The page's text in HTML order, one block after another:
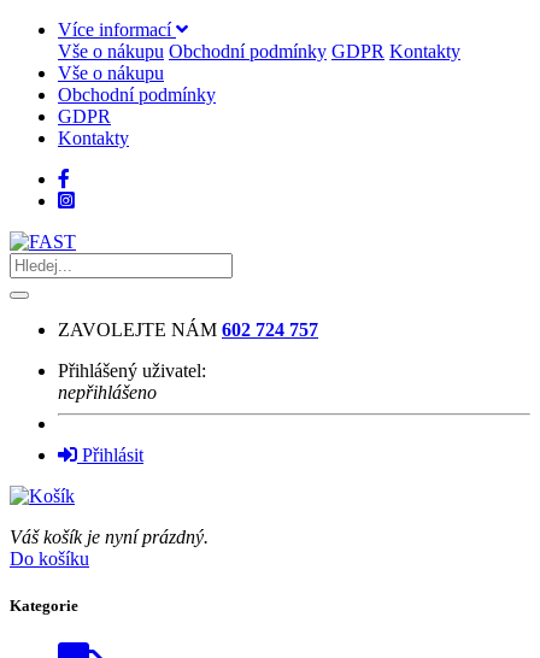
Více informací
Vše o nákupu Obchodní podmínky GDPR Kontakty
Vše o nákupu
Obchodní podmínky
GDPR
Kontakty
ZAVOLEJTE NÁM 602 724 757
Přihlášený uživatel:
nepřihlášeno
Přihlásit
Váš košík je nyní prázdný.
Do košíku
Kategorie